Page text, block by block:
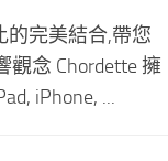
的完美結合,帶您
觀念 Chordette 擁
iPhone, ...